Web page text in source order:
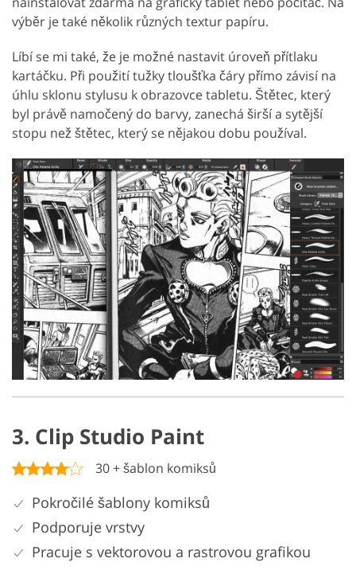
výběr je také několik různých textur papíru.
Líbí se mi také, že je možné nastavit úroveň přítlaku
kartáčku. Při použití tužky tloušťka čáry přímo závisí na
úhlu sklonu stylusu k obrazovce tabletu. Štětec, který
byl právě namočený do barvy, zanechá širší a sytější
stopu než štětec, který se nějakou dobu používal.
3. Clip Studio Paint
30 + šablon komiksů
Pokročilé šablony komiksů
Podporuje vrstvy
Pracuje s vektorovou a rastrovou grafikou